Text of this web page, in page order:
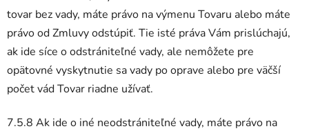
tovar bez vady, máte právo na výmenu Tovaru alebo máte
právo od Zmluvy odstúpiť. Tie isté práva Vám prislúchajú,
ak ide síce o odstrániteľné vady, ale nemôžete pre
opätovné vyskytnutie sa vady po oprave alebo pre väčší
počet vád Tovar riadne užívať.
7.5.8 Ak ide o iné neodstrániteľné vady, máte právo na